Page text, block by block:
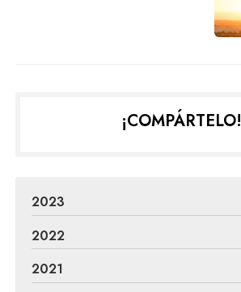
¡COMPÁRTELO!
2023
2022
2021